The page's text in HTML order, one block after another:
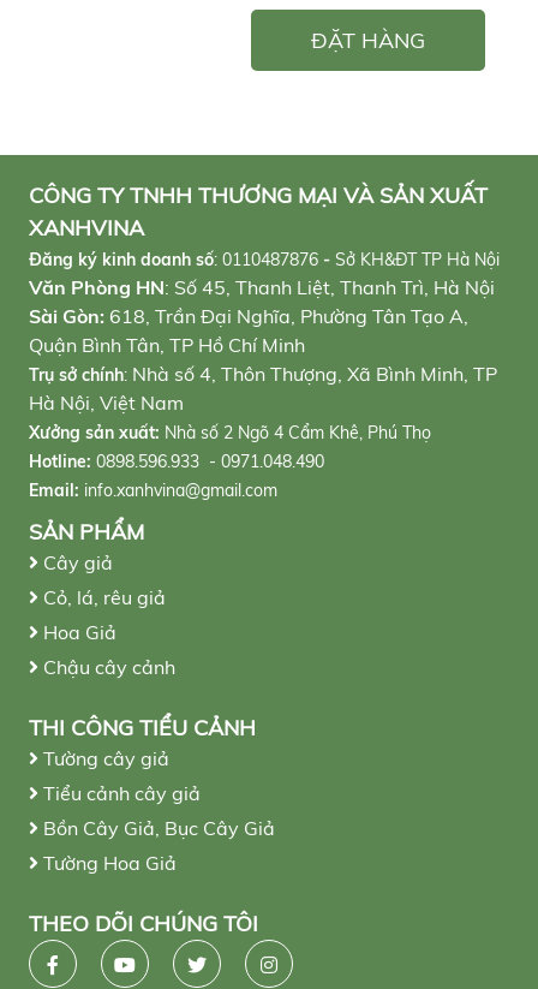
ĐẶT HÀNG
CÔNG TY TNHH THƯƠNG MẠI VÀ SẢN XUẤT
XANHVINA
Đăng ký kinh doanh số: 0110487876 - Sở KH&ĐT TP Hà Nội
Văn Phòng HN: Số 45, Thanh Liệt, Thanh Trì, Hà Nội
Sài Gòn: 618, Trần Đại Nghĩa, Phường Tân Tạo A,
Quận Bình Tân, TP Hồ Chí Minh
Trụ sở chính: Nhà số 4, Thôn Thượng, Xã Bình Minh, TP
Hà Nội, Việt Nam
Xưởng sản xuất: Nhà số 2 Ngõ 4 Cẩm Khê, Phú Thọ
Hotline: 0898.596.933 - 0971.048.490
Email: info.xanhvina@gmail.com
SẢN PHẨM
Cây giả
Cỏ, lá, rêu giả
Hoa Giả
Chậu cây cảnh
THI CÔNG TIỂU CẢNH
Tường cây giả
Tiểu cảnh cây giả
Bồn Cây Giả, Bục Cây Giả
Tường Hoa Giả
THEO DÕI CHÚNG TÔI